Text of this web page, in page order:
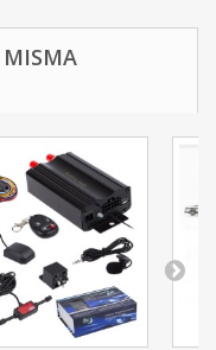
MISMA